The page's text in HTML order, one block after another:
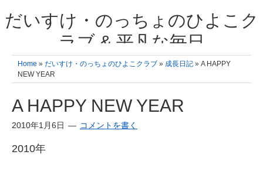
だいすけ・のっちょのひよこク
ラブ & 平凡な毎日
我が家の3人のひよこ成長日記と雑記 何十年後かに、大きくなったひよ
こ達とこの成長記を読み返すことを夢見て。& 3児ママの平凡日記 日々
の楽しいこと、便利グッズの紹介
Home » だいすけ・のっちょのひよこクラブ » 成長日記 » A HAPPY
NEW YEAR
A HAPPY NEW YEAR
2010年1月6日 コメントを書く
2010年